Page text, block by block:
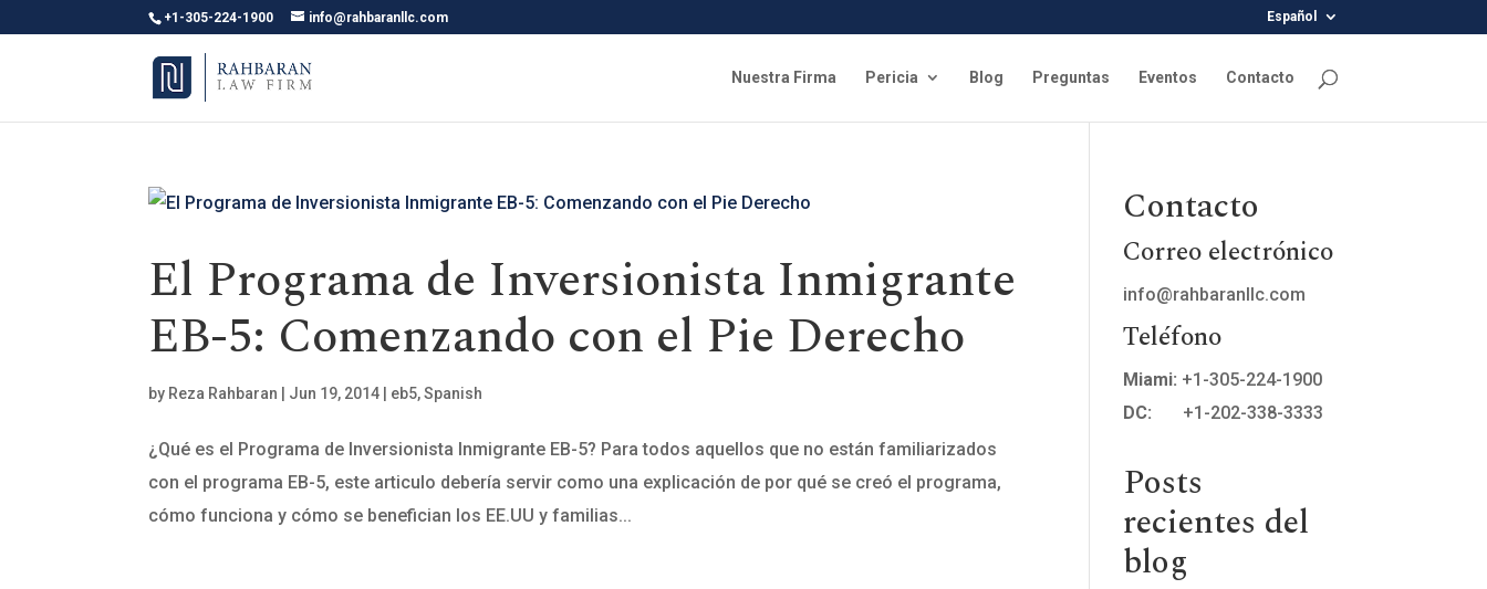
+1-305-224-1900 info@rahbaranllc.com Español
Nuestra Firma Pericia Blog Preguntas Eventos Contacto
El Programa de Inversionista Inmigrante
EB-5: Comenzando con el Pie Derecho
by Reza Rahbaran Jun 19, 2014 eb5,Spanish
¿Qué es el Programa de Inversionista Inmigrante EB-5? Para todos aquellos que no están familiarizados
con el programa EB-5, este articulo debería servir como una explicación de por qué se creó el programa,
cómo funciona y cómo se benefician los EE.UU y familias...
Contacto
Correo electrónico
info@rahbaranllc.com
Teléfono
Miami: +1-305-224-1900
DC:
+1-202-338-3333
Posts
recientes del
blog